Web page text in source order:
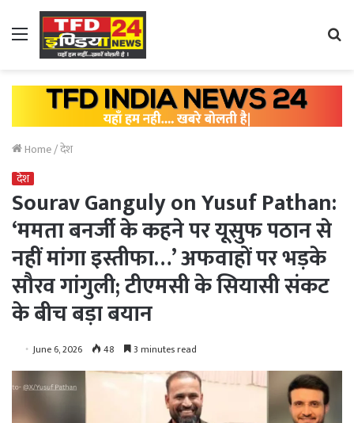
Menu
Home/देश
देश
Sourav Ganguly on Yusuf Pathan:
‘ममता बनर्जी के कहने पर यूसुफ पठान से
नहीं मांगा इस्तीफा…’ अफवाहों पर भड़के
सौरव गांगुली; टीएमसी के सियासी संकट
के बीच बड़ा बयान
June 6, 2026 48 3 minutes read